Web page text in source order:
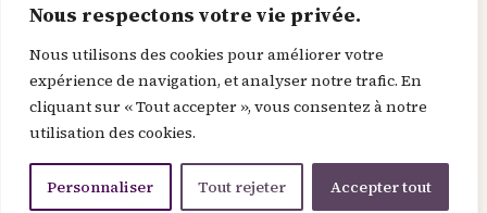
Nous respectons votre vie privée.
Nous utilisons des cookies pour améliorer votre
expérience de navigation, et analyser notre trafic. En
cliquant sur « Tout accepter », vous consentez à notre
utilisation des cookies.
Personnaliser Tout rejeter Accepter tout
EspritSainteté SalomonSanctuaire
Sens Sermon ServiceServitudeSilence
SincéritéSobriétéSoifSolidarité Solitude
SouffranceSoufismeSpiritualité
Tempérance Terre
VedaVerbeVéritéVertuVictoireVieVie
intérieureVin VisitationVoyage